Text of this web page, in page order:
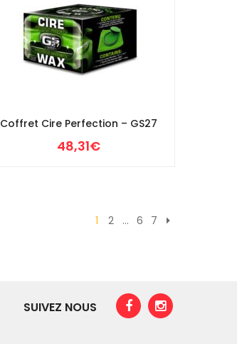
Coffret Cire Perfection – GS27
48,31€
1 2 … 6 7
SUIVEZ NOUS